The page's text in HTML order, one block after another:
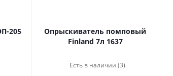
205
Опрыскиватель помповый
Finland 7л 1637
Есть в наличии (3)